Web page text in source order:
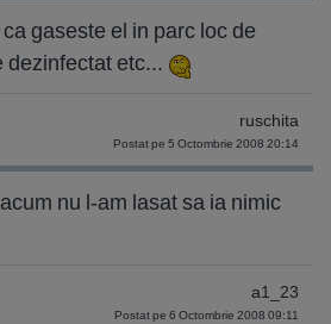
gaseste el in parc loc de
dezinfectat etc...
ruschita
Postat pe 5 Octombrie 2008 20:14
nu l-am lasat sa ia nimic
a1_23
Postat pe 6 Octombrie 2008 09:11